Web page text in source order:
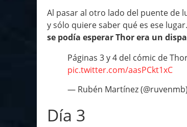
Al pasar al otro lado del puente de
y sólo quiere saber qué es ese
se podía esperar Thor era un
Páginas 3 y 4 del cómic de
pic.twitter.com/aasPCkt1xC
— Rubén Martínez (@ruvenmb)
Día 3